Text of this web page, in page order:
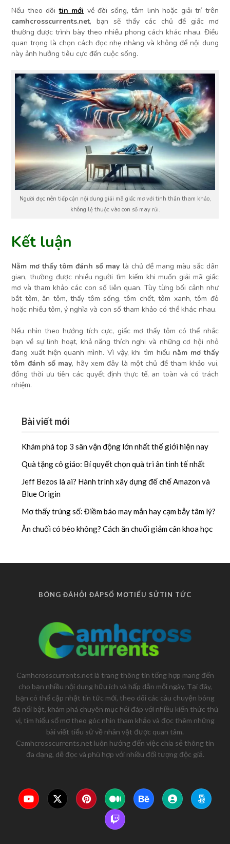
Nếu theo dõitin mới về đời sống, tâm linh hoặc giải trí trên
camhcrosscurrents.net, bạn sẽ thấy các chủ đề giấc mơ
thường được trình bày theo nhiều phong cách khác nhau. Điều
quan trọng là chọn cách đọc nhẹ nhàng và không để nội dung
này ảnh hưởng tiêu cực đến cuộc sống.
Người đọc nên tiếp cận nội dung giải mã giấc mơ với tinh thần tham khảo,
không lệ thuộc vào con số may rủi.
Kết luận
Nằm mơ thấy tôm đánh số may là chủ đề mang màu sắc dân
gian, thường được nhiều người tìm kiếm khi muốn giải mã giấc
mơ và tham khảo các con số liên quan. Tùy từng bối cảnh như
bắt tôm, ăn tôm, thấy tôm sống, tôm chết, tôm xanh, tôm đỏ
hoặc nhiều tôm, ý nghĩa và con số tham khảo có thể khác nhau.
Nếu nhìn theo hướng tích cực, giấc mơ thấy tôm có thể nhắc
bạn về sự linh hoạt, khả năng thích nghi và những cơ hội nhỏ
đang xuất hiện quanh mình. Vì vậy, khi tìm hiểu nằm mơ thấy
tôm đánh số may, hãy xem đây là một chủ đề tham khảo vui,
đồng thời ưu tiên các quyết định thực tế, an toàn và có trách
nhiệm.
Bài viết mới
Khám phá top 3 sân vận động lớn nhất thế giới hiện nay
Quà tặng cô giáo: Bí quyết chọn quà tri ân tinh tế nhất
Jeff Bezos là ai? Hành trình xây dựng đế chế Amazon và
Blue Origin
Mơ thấy trúng số: Điềm báo may mắn hay cạm bẫy tâm lý?
Ăn chuối có béo không? Cách ăn chuối giảm cân khoa học
BÓNG ĐÁHỎI ĐÁPSỔ MƠTIỂU SỬTIN TỨC
Camhcrosscurrents.net là trang thông tin tổng hợp mang đến
cho bạn nhiều nội dung hữu ích và hấp dẫn mỗi ngày. Tại đây,
bạn có thể cập nhật tin tức mới, theo dõi các câu chuyện bóng
đá nổi bật, khám phá chuyên mục hỏi đáp với nhiều kiến thức thú
vị, tìm hiểu sổ mơ theo góc nhìn tham khảo và đọc thêm những
bài viết tiểu sử về nhân vật được quan tâm.
Camhcrosscurrents.net luôn hướng đến việc chia sẻ thông tin
đa dạng, dễ đọc và phù hợp với nhiều đối tượng độc giả.